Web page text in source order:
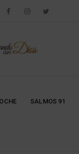
SALMOS 91